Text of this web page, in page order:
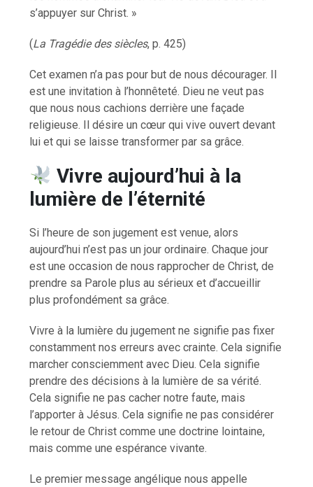
s’appuyer sur Christ. »
(La Tragédie des siècles, p. 425)
Cet examen n’a pas pour but de nous décourager. Il
est une invitation à l’honnêteté. Dieu ne veut pas
que nous nous cachions derrière une façade
religieuse. Il désire un cœur qui vive ouvert devant
lui et qui se laisse transformer par sa grâce.
Vivre aujourd’hui à la
lumière de l’éternité
Si l’heure de son jugement est venue, alors
aujourd’hui n’est pas un jour ordinaire. Chaque jour
est une occasion de nous rapprocher de Christ, de
prendre sa Parole plus au sérieux et d’accueillir
plus profondément sa grâce.
Vivre à la lumière du jugement ne signifie pas fixer
constamment nos erreurs avec crainte. Cela signifie
marcher consciemment avec Dieu. Cela signifie
prendre des décisions à la lumière de sa vérité.
Cela signifie ne pas cacher notre faute, mais
l’apporter à Jésus. Cela signifie ne pas considérer
le retour de Christ comme une doctrine lointaine,
mais comme une espérance vivante.
Le premier message angélique nous appelle